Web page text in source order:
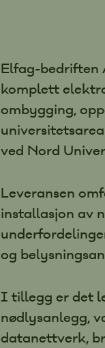
Elfag-bedriften
komplett
ombygging,
ved Nord
Leveransen
installasjon av
og
I tillegg er det
nødlysanlegg,
datanettverk,